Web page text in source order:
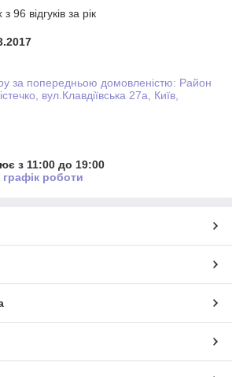
96 відгуків за рік
за попередньою домовленістю: Район
вул.Клавдіївська 27а, Київ,
з 11:00 до 19:00
роботи